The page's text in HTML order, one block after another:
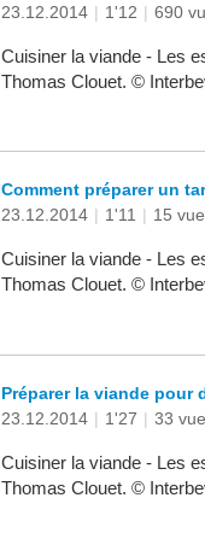
23.12.2014 | 1'12 | 690
Cuisiner la viande - Les
Thomas Clouet. ©
Comment préparer un
23.12.2014 | 1'11 | 15
Cuisiner la viande - Les
Thomas Clouet. ©
Préparer la viande pour
23.12.2014 | 1'27 | 33
Cuisiner la viande - Les
Thomas Clouet. ©